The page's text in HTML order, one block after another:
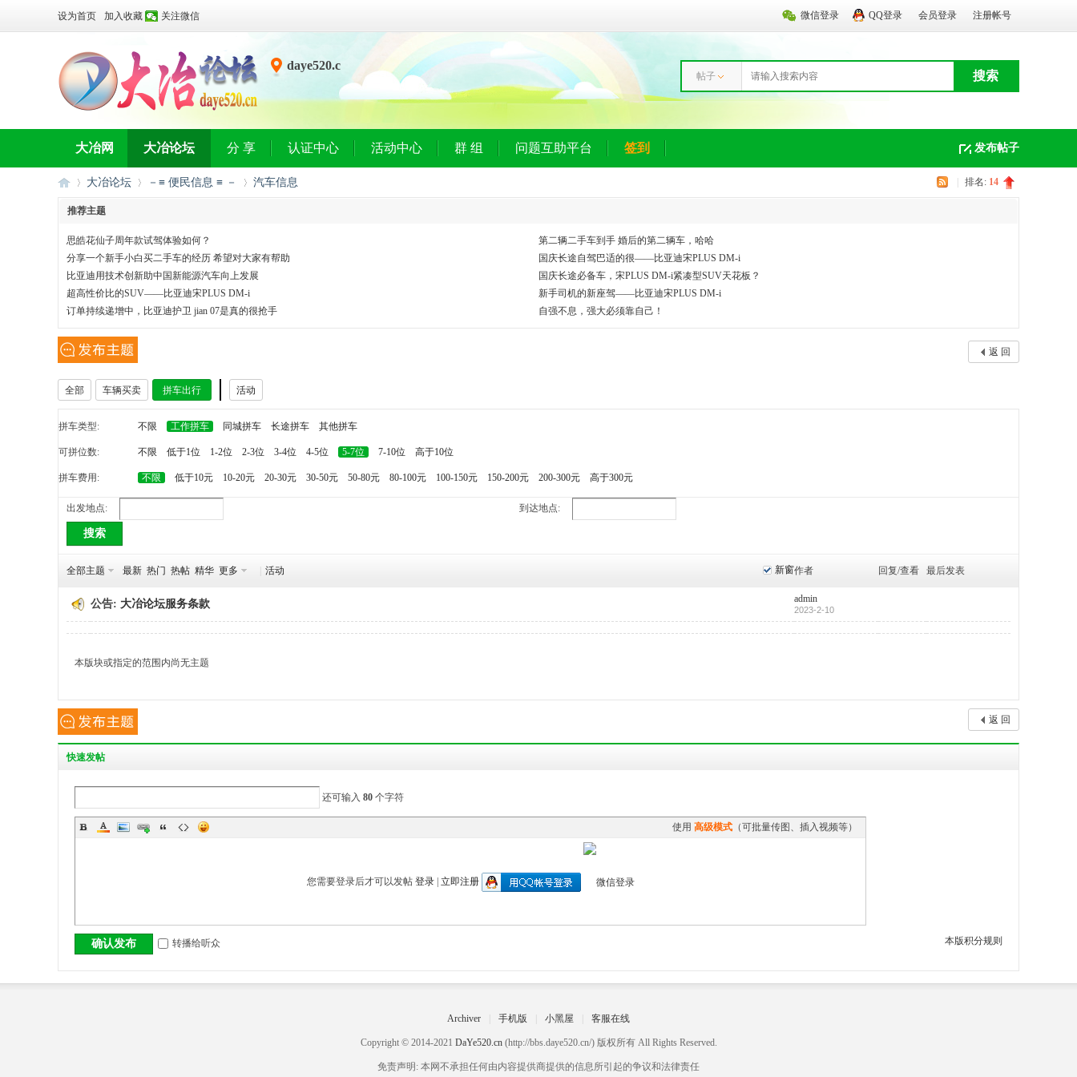
微信登录 QQ登录 会员登录 注册帐号
设为首页 加入收藏 关注微信
daye520.c
帖子 搜索
发布帖子
大冶网 大冶论坛 分 享 认证中心 活动中心 群 组 问题互助平台 签到
冶
网
丨
»
大冶论坛 －≡ 便民信息 ≡ －
›
汽车信息 排名: 14
推荐主题
思皓花仙子周年款试驾体验如何？
第二辆二手车到手 婚后的第二辆车，哈哈
分享一个新手小白买二手车的经历 希望对大家有帮助
国庆长途自驾巴适的很——比亚迪宋PLUS DM-i
比亚迪用技术创新助中国新能源汽车向上发展
国庆长途必备车，宋PLUS DM-i紧凑型SUV天花板？
超高性价比的SUV——比亚迪宋PLUS DM-i
新手司机的新座驾——比亚迪宋PLUS DM-i
订单持续递增中，比亚迪护卫 jian 07是真的很抢手
自强不息，强大必须靠自己！
返 回
全部 车辆买卖 拼车出行 活动
拼车类型: 不限 工作拼车 同城拼车 长途拼车 其他拼车
可拼位数: 不限 低于1位 1-2位 2-3位 3-4位 4-5位 5-7位 7-10位 高于10位
拼车费用: 不限 低于10元 10-20元 20-30元 30-50元 50-80元 80-100元 100-150元 150-200元 200-300元 高于300元
出发地点: 到达地点:
搜索
新窗
全部主题 最新 热门 热帖 精华 更多 活动 作者 回复/查看 最后发表
公告: 大冶论坛服务条款 admin
2023-2-10
本版块或指定的范围内尚无主题
返 回
快速发帖
还可输入 80 个字符
使用 高级模式 （可批量传图、插入视频等）
您需要登录后才可以发帖 登录| 立即注册
本版积分规则
确认发布 转播给听众
Archiver 手机版 小黑屋 客服在线
Copyright © 2014-2021 DaYe520.cn(http://bbs.daye520.cn/) 版权所有 All Rights Reserved.
免责声明: 本网不承担任何由内容提供商提供的信息所引起的争议和法律责任